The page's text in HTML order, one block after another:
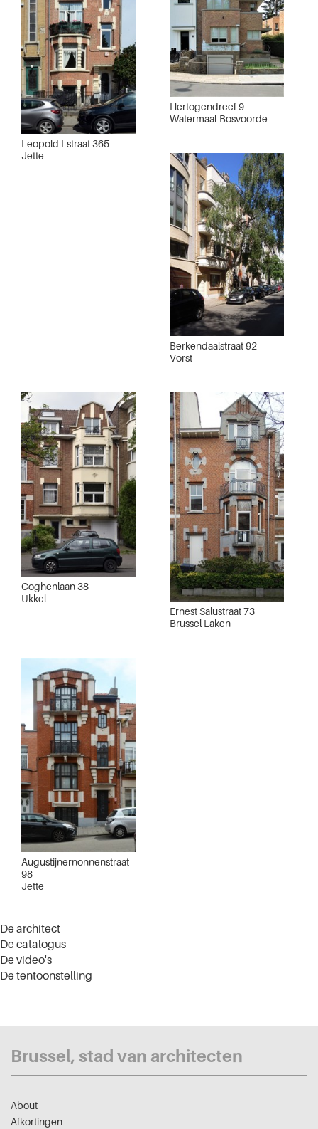
Leopold I-straat 365
Jette
Hertogendreef 9
Watermaal-Bosvoorde
Berkendaalstraat 92
Vorst
Coghenlaan 38
Ukkel
Ernest Salustraat 73
Brussel Laken
Augustijnernonnenstraat
98
Jette
De architect
De catalogus
De video's
De tentoonstelling
Brussel, stad van architecten
About
Afkortingen